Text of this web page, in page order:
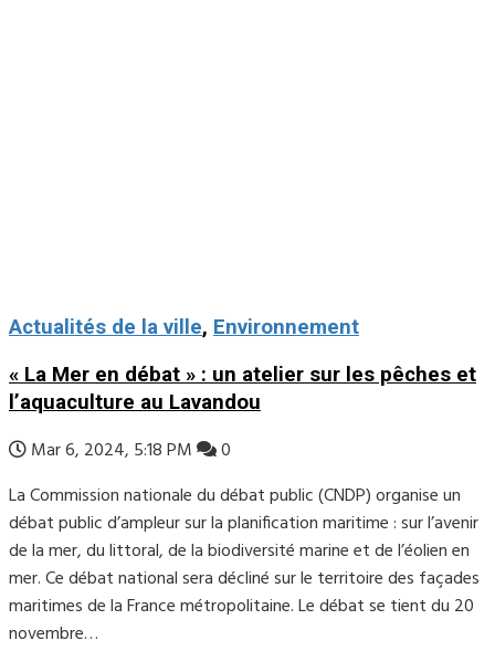
Actualités de la ville, Environnement
« La Mer en débat » : un atelier sur les pêches et
l’aquaculture au Lavandou
Mar 6, 2024, 5:18 PM
0
La Commission nationale du débat public (CNDP) organise un
débat public d’ampleur sur la planification maritime : sur l’avenir
de la mer, du littoral, de la biodiversité marine et de l’éolien en
mer. Ce débat national sera décliné sur le territoire des façades
maritimes de la France métropolitaine. Le débat se tient du 20
novembre…